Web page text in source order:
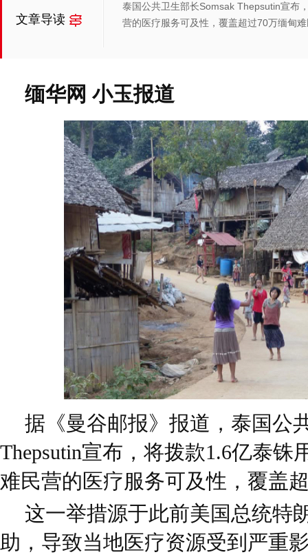
文章导读
泰国公共卫生部长Somsak Thepsutin宣布
营的医疗服务可及性，覆盖超过70万缅甸
缅华网 小玉报道
据《曼谷邮报》报道，泰国公
Thepsutin宣布，将拨款1.6亿泰铢
难民营的医疗服务可及性，覆盖
这一举措源于此前美国总统特
助，导致当地医疗资源受到严重